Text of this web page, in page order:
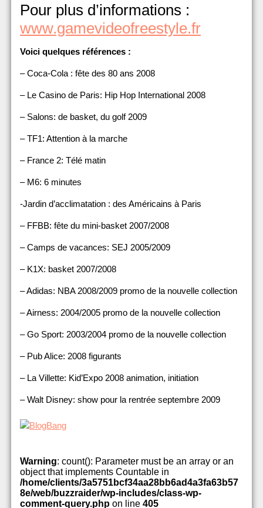
Pour plus d’informations :
www.gamevideofreestyle.fr
Voici quelques références :
– Coca-Cola : fête des 80 ans 2008
– Le Casino de Paris: Hip Hop International 2008
– Salons: de basket, du golf 2009
– TF1: Attention à la marche
– France 2: Télé matin
– M6: 6 minutes
-Jardin d’acclimatation : des Américains à Paris
– FFBB: fête du mini-basket 2007/2008
– Camps de vacances: SEJ 2005/2009
– K1X: basket 2007/2008
– Adidas: NBA 2008/2009 promo de la nouvelle collection
– Airness: 2004/2005 promo de la nouvelle collection
– Go Sport: 2003/2004 promo de la nouvelle collection
– Pub Alice: 2008 figurants
– La Villette: Kid’Expo 2008 animation, initiation
– Walt Disney: show pour la rentrée septembre 2009
Warning: count(): Parameter must be an array or an
object that implements Countable in
/home/clients/3a5751bcf34aa28bb6ad4a3fa63b57
8e/web/buzzraider/wp-includes/class-wp-
comment-query.php on line 405